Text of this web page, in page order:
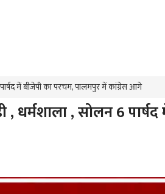
में बीजेपी का परचम, पालमपुर में कांग्रेस आगे
धर्मशाला , सोलन 6